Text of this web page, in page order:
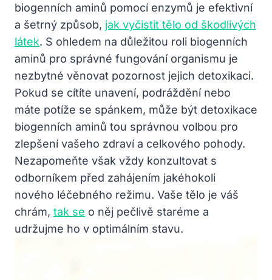
biogenních aminů pomocí enzymů je efektivní
a šetrný způsob, jak vyčistit tělo od škodlivých
látek. S ohledem na důležitou roli biogenních
aminů pro správné fungování organismu je
nezbytné věnovat pozornost jejich detoxikaci.
Pokud se cítíte unavení, podráždění nebo
máte potíže se spánkem, může být detoxikace
biogenních aminů tou správnou volbou pro
zlepšení vašeho zdraví a celkového pohody.
Nezapomeňte však vždy konzultovat s
odborníkem před zahájením jakéhokoli
nového léčebného režimu. Vaše tělo je váš
chrám, tak se o něj pečlivě staréme a
udržujme ho v optimálním stavu.